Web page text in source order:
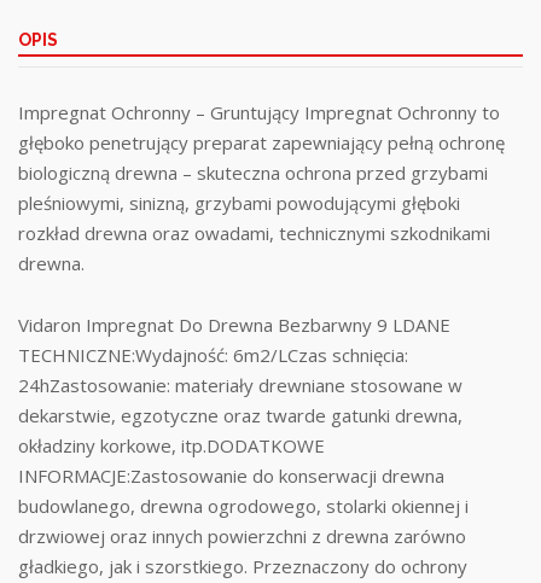
OPIS
Impregnat Ochronny – Gruntujący Impregnat Ochronny to
głęboko penetrujący preparat zapewniający pełną ochronę
biologiczną drewna – skuteczna ochrona przed grzybami
pleśniowymi, sinizną, grzybami powodującymi głęboki
rozkład drewna oraz owadami, technicznymi szkodnikami
drewna.
Vidaron Impregnat Do Drewna Bezbarwny 9 LDANE
TECHNICZNE:Wydajność: 6m2/LCzas schnięcia:
24hZastosowanie: materiały drewniane stosowane w
dekarstwie, egzotyczne oraz twarde gatunki drewna,
okładziny korkowe, itp.DODATKOWE
INFORMACJE:Zastosowanie do konserwacji drewna
budowlanego, drewna ogrodowego, stolarki okiennej i
drzwiowej oraz innych powierzchni z drewna zarówno
gładkiego, jak i szorstkiego. Przeznaczony do ochrony